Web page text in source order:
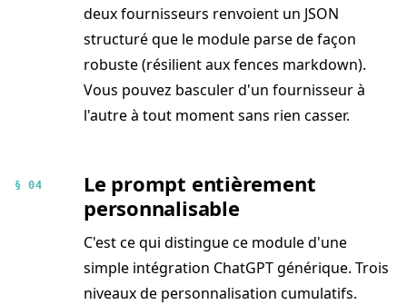
deux fournisseurs renvoient un JSON
structuré que le module parse de façon
robuste (résilient aux fences markdown).
Vous pouvez basculer d'un fournisseur à
l'autre à tout moment sans rien casser.
§ 04
Le prompt entièrement
personnalisable
C'est ce qui distingue ce module d'une
simple intégration ChatGPT générique. Trois
niveaux de personnalisation cumulatifs.